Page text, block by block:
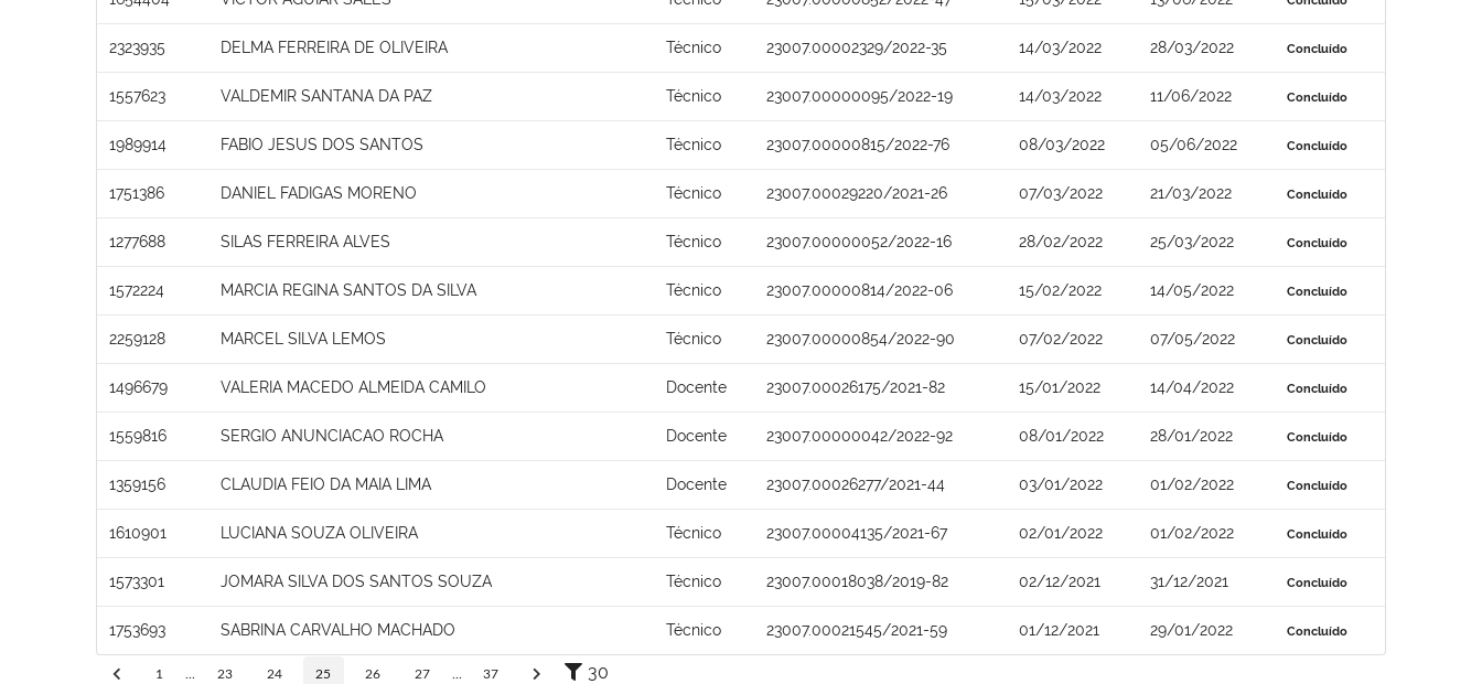
2323935 DELMA FERREIRA DE OLIVEIRA Técnico 23007.00002329/2022-35 14/03/2022 28/03/2022 Concluído
1557623 VALDEMIR SANTANA DA PAZ Técnico 23007.00000095/2022-19 14/03/2022 11/06/2022 Concluído
1989914 FABIO JESUS DOS SANTOS Técnico 23007.00000815/2022-76 08/03/2022 05/06/2022 Concluído
1751386 DANIEL FADIGAS MORENO Técnico 23007.00029220/2021-26 07/03/2022 21/03/2022 Concluído
1277688 SILAS FERREIRA ALVES Técnico 23007.00000052/2022-16 28/02/2022 25/03/2022 Concluído
1572224 MARCIA REGINA SANTOS DA SILVA Técnico 23007.00000814/2022-06 15/02/2022 14/05/2022 Concluído
2259128 MARCEL SILVA LEMOS Técnico 23007.00000854/2022-90 07/02/2022 07/05/2022 Concluído
1496679 VALERIA MACEDO ALMEIDA CAMILO Docente 23007.00026175/2021-82 15/01/2022 14/04/2022 Concluído
1559816 SERGIO ANUNCIACAO ROCHA Docente 23007.00000042/2022-92 08/01/2022 28/01/2022 Concluído
1359156 CLAUDIA FEIO DA MAIA LIMA Docente 23007.00026277/2021-44 03/01/2022 01/02/2022 Concluído
1610901 LUCIANA SOUZA OLIVEIRA Técnico 23007.00004135/2021-67 02/01/2022 01/02/2022 Concluído
1573301 JOMARA SILVA DOS SANTOS SOUZA Técnico 23007.00018038/2019-82 02/12/2021 31/12/2021 Concluído
1753693 SABRINA CARVALHO MACHADO Técnico 23007.00021545/2021-59 01/12/2021 29/01/2022 Concluído
1 23 24 25 26 27 37 30